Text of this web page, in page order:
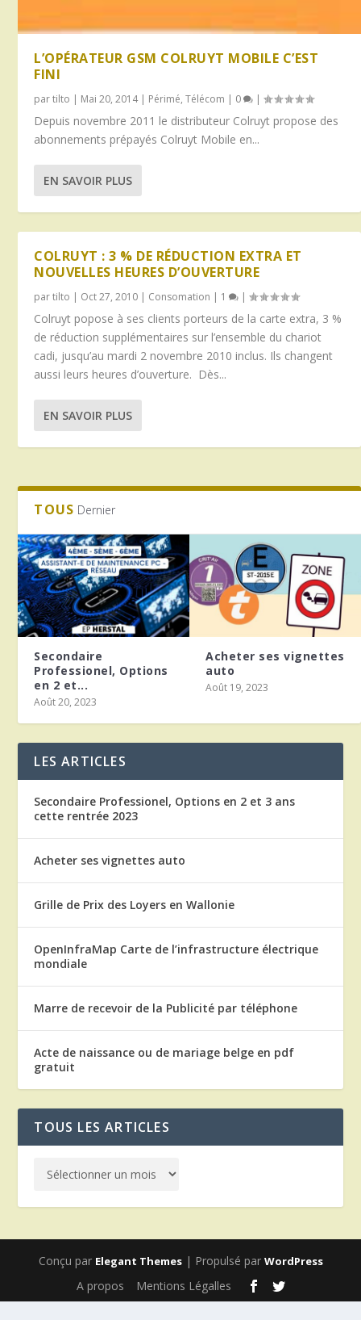
L’OPÉRATEUR GSM COLRUYT MOBILE C’EST
FINI
partilto | Mai 20, 2014| Périmé,Télécom | 0 |
Depuis novembre 2011 le distributeur Colruyt propose des
abonnements prépayés Colruyt Mobile en...
EN SAVOIR PLUS
COLRUYT : 3 % DE RÉDUCTION EXTRA ET
NOUVELLES HEURES D’OUVERTURE
partilto | Oct 27, 2010 | Consomation | 1 |
Colruyt popose à ses clients porteurs de la carte extra, 3 %
de réduction supplémentaires sur l’ensemble du chariot
cadi, jusqu’au mardi 2 novembre 2010 inclus. Ils changent
aussi leurs heures d’ouverture. Dès...
EN SAVOIR PLUS
TOUS Dernier
Secondaire
Professionel, Options
en 2 et...
Août 20, 2023
Acheter ses vignettes
auto
Août 19, 2023
LES ARTICLES
Secondaire Professionel, Options en 2 et 3 ans
cette rentrée 2023
Acheter ses vignettes auto
Grille de Prix des Loyers en Wallonie
OpenInfraMap Carte de l’infrastructure électrique
mondiale
Marre de recevoir de la Publicité par téléphone
Acte de naissance ou de mariage belge en pdf
gratuit
TOUS LES ARTICLES
Conçu par Elegant Themes| Propulsé par WordPress
A propos Mentions Légalles